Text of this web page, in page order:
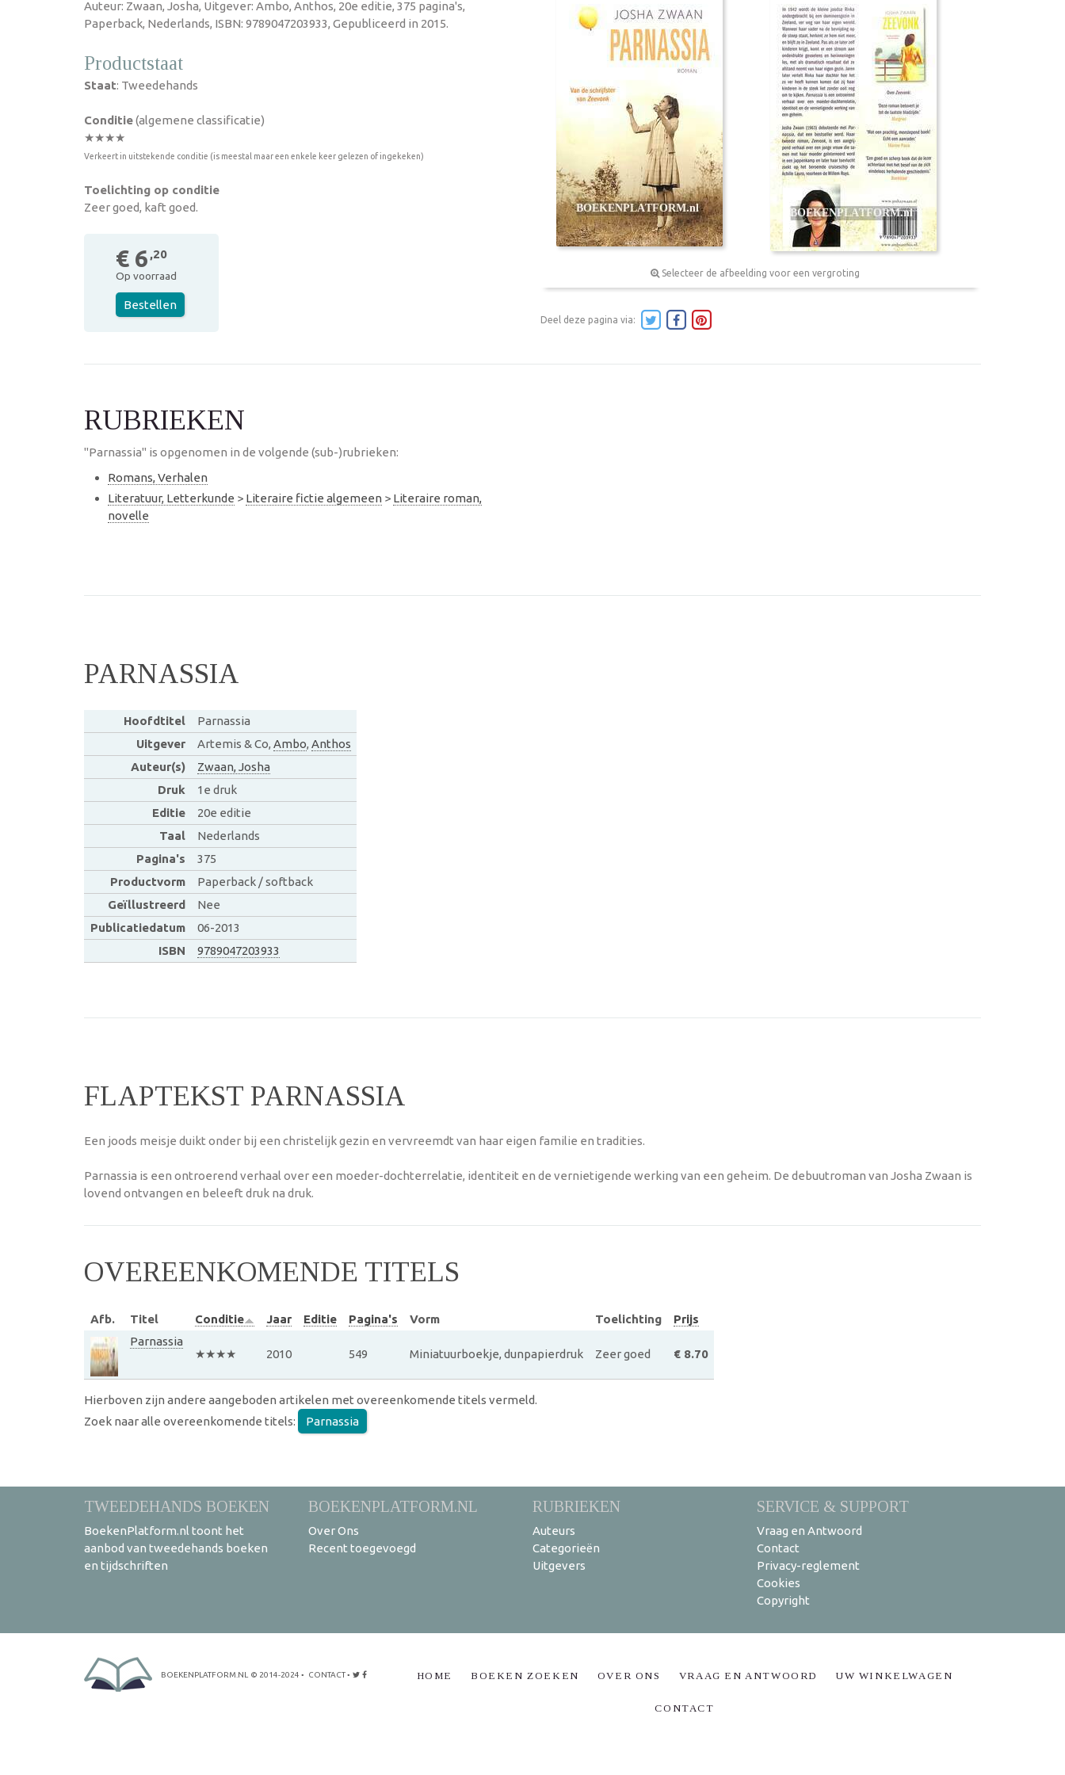
Auteur: Zwaan, Josha, Uitgever: Ambo, Anthos, 20e editie, 375 pagina's,
Paperback, Nederlands, ISBN: 9789047203933, Gepubliceerd in 2015.
Productstaat
Staat: Tweedehands
Conditie(algemene classificatie)
★★★★
Verkeert in uitstekende conditie (is meestal maar een enkele keer gelezen of ingekeken)
Toelichting op conditie
Zeer goed, kaft goed.
€ 6 ,20
Op voorraad
Bestellen
Selecteer de afbeelding voor een vergroting
Deel deze pagina via:
RUBRIEKEN
"Parnassia" is opgenomen in de volgende (sub-)rubrieken:
Romans, Verhalen
Literatuur, Letterkunde > Literaire fictie algemeen > Literaire roman,
novelle
PARNASSIA
Hoofdtitel
Parnassia
Uitgever
Artemis & Co, Ambo, Anthos
Auteur(s)
Zwaan, Josha
Druk
1e druk
Editie
20e editie
Taal
Nederlands
Pagina's
375
Productvorm
Paperback / softback
Geïllustreerd
Nee
Publicatiedatum
06-2013
ISBN
9789047203933
FLAPTEKST PARNASSIA
Een joods meisje duikt onder bij een christelijk gezin en vervreemdt van haar eigen familie en tradities.
Parnassia is een ontroerend verhaal over een moeder-dochterrelatie, identiteit en de vernietigende werking van een geheim. De debuutroman van Josha Zwaan is
lovend ontvangen en beleeft druk na druk.
OVEREENKOMENDE TITELS
Afb. Titel Conditie Jaar Editie Pagina's Vorm Toelichting
Prijs
Parnassia
★★★★
2010 549 Miniatuurboekje, dunpapierdruk Zeer goed € 8.70
Hierboven zijn andere aangeboden artikelen met overeenkomende titels vermeld.
Zoek naar alle overeenkomende titels:
Parnassia
TWEEDEHANDS BOEKEN
BoekenPlatform.nl toont het
aanbod van tweedehands boeken
en tijdschriften
BOEKENPLATFORM.NL
Over Ons
Recent toegevoegd
RUBRIEKEN
Auteurs
Categorieën
Uitgevers
SERVICE & SUPPORT
Vraag en Antwoord
Contact
Privacy-reglement
Cookies
Copyright
BOEKENPLATFORM.NL © 2014-2024 • CONTACT• HOME BOEKEN ZOEKEN OVER ONS VRAAG EN ANTWOORD UW WINKELWAGEN
CONTACT